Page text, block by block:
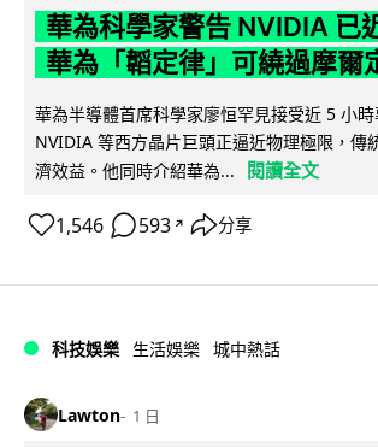
華為科學家警告 NVIDIA 已
華為「韜定律」可繞過摩爾
華為半導體首席科學家廖恒罕見接受近 5 小
NVIDIA 等西方晶片巨頭正逼近物理極限，傳
濟效益。他同時介紹華為...
閱讀全文
1,546 593 ↗ 分享
科技娛樂 生活娛樂 城中熱話
Lawton 1 日